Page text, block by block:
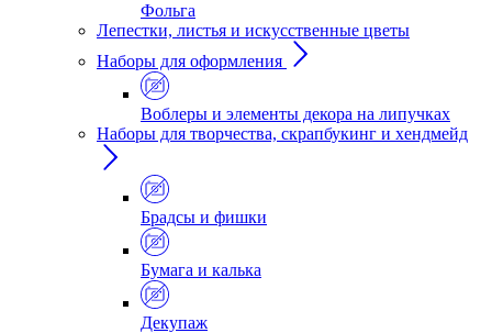
Фольга
Лепестки, листья и искусственные цветы
Наборы для оформления
Воблеры и элементы декора на липучках
Наборы для творчества, скрапбукинг и хендмейд
Брадсы и фишки
Бумага и калька
Декупаж